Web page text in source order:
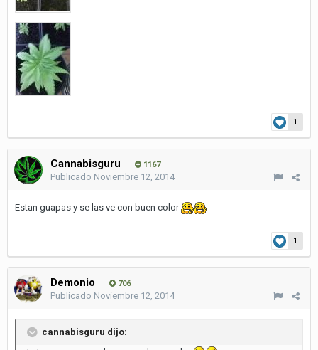
1
Cannabisguru 1167
Publicado Noviembre 12, 2014
Estan guapas y se las ve con buen color
1
Demonio 706
Publicado Noviembre 12, 2014
cannabisguru dijo: